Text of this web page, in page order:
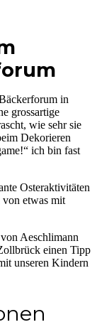
in
grossartige
wie sehr sie
Dekorieren
ich bin fast
Osteraktivitäten
etwas mit
Aeschlimann
einen Tipp
unseren Kindern